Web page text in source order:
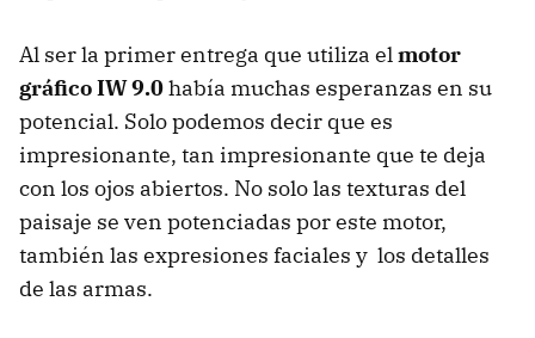
Al ser la primer entrega que utiliza elmotor
gráfico IW 9.0había muchas esperanzas en su
potencial. Solo podemos decir que es
impresionante, tan impresionante que te deja
con los ojos abiertos. No solo las texturas del
paisaje se ven potenciadas por este motor,
también las expresiones faciales y los detalles
de las armas.